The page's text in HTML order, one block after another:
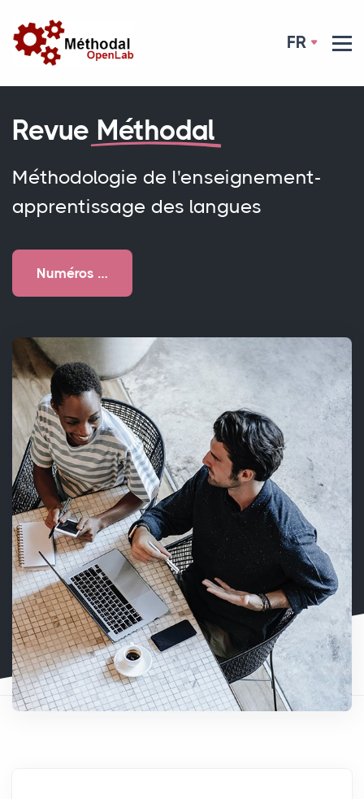
FR
Revue Méthodal
Méthodologie de l'enseignement-
apprentissage des langues
Numéros …